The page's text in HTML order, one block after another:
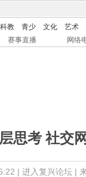
科教 青少 文化
艺术
赛事直播 网络
思考 社交
| 进入复兴论坛|